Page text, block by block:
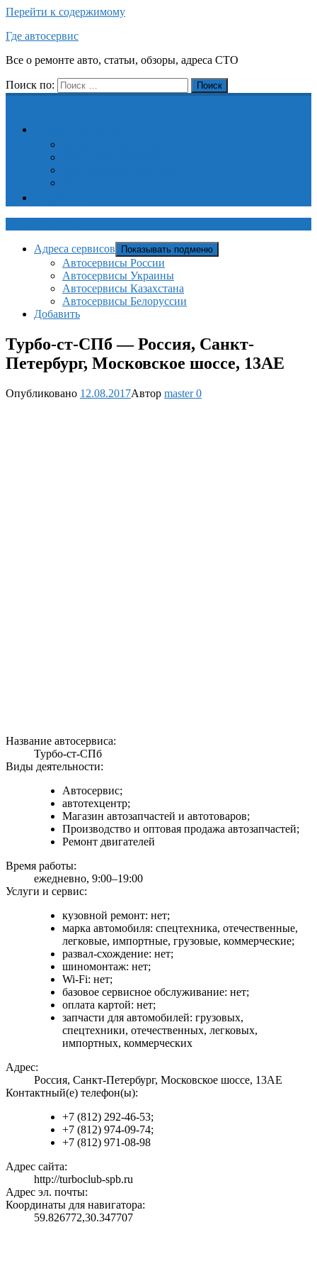
Перейти к содержимому
Где автосервис
Все о ремонте авто, статьи, обзоры, адреса СТО
Поиск по: Поиск
Адреса сервисов Показывать подменю
Автосервисы России
Автосервисы Украины
Автосервисы Казахстана
Автосервисы Белоруссии
Добавить
Турбо-ст-СПб — Россия, Санкт-
Петербург, Московское шоссе, 13АЕ
Опубликовано 12.08.2017Автор master0
Название автосервиса:
Турбо-ст-СПб
Виды деятельности:
Автосервис;
автотехцентр;
Магазин автозапчастей и автотоваров;
Производство и оптовая продажа автозапчастей;
Ремонт двигателей
Время работы:
ежедневно, 9:00–19:00
Услуги и сервис:
кузовной ремонт: нет;
марка автомобиля: спецтехника, отечественные,
легковые, импортные, грузовые, коммерческие;
развал-схождение: нет;
шиномонтаж: нет;
Wi-Fi: нет;
базовое сервисное обслуживание: нет;
оплата картой: нет;
запчасти для автомобилей: грузовых,
спецтехники, отечественных, легковых,
импортных, коммерческих
Адрес:
Россия, Санкт-Петербург, Московское шоссе, 13АЕ
Контактный(е) телефон(ы):
+7 (812) 292-46-53;
+7 (812) 974-09-74;
+7 (812) 971-08-98
Адрес сайта:
http://turboclub-spb.ru
Адрес эл. почты:
Координаты для навигатора:
59.826772,30.347707